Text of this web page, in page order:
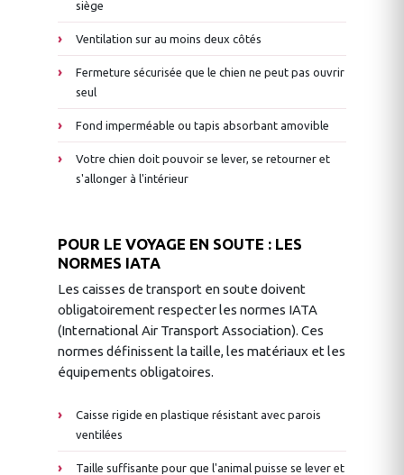
siège
Ventilation sur au moins deux côtés
Fermeture sécurisée que le chien ne peut pas ouvrir
seul
Fond imperméable ou tapis absorbant amovible
Votre chien doit pouvoir se lever, se retourner et
s'allonger à l'intérieur
POUR LE VOYAGE EN SOUTE : LES
NORMES IATA
Les caisses de transport en soute doivent
obligatoirement respecter les normes IATA
(International Air Transport Association). Ces
normes définissent la taille, les matériaux et les
équipements obligatoires.
Caisse rigide en plastique résistant avec parois
ventilées
Taille suffisante pour que l'animal puisse se lever et